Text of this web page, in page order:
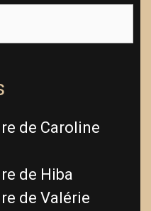
de Caroline
de Hiba
de Valérie